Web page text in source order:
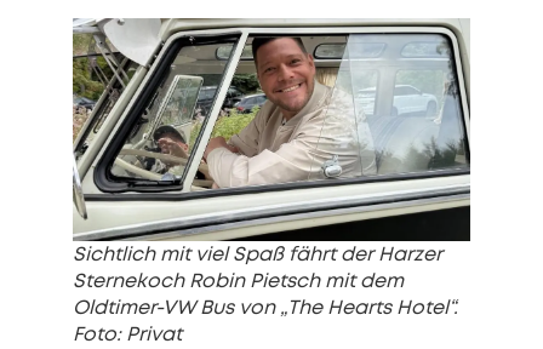
Sichtlich mit viel Spaß fährt der Harzer
Sternekoch Robin Pietsch mit dem
Oldtimer-VW Bus von „The Hearts Hotel“.
Foto: Privat